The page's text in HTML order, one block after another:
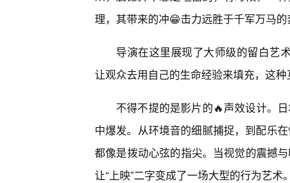
理，其带来的冲😁击力远胜于千军万马的
导演在这里展现了大师级的留白艺
让观众去用自己的生命经验来填充，这
不得不提的是影片的🔥声效设计。
中爆发。从环境音的细腻捕捉，到配乐
都像是拨动心弦的指尖。当视觉的震撼
让“上映”二字变成了一场大型的行为艺术。